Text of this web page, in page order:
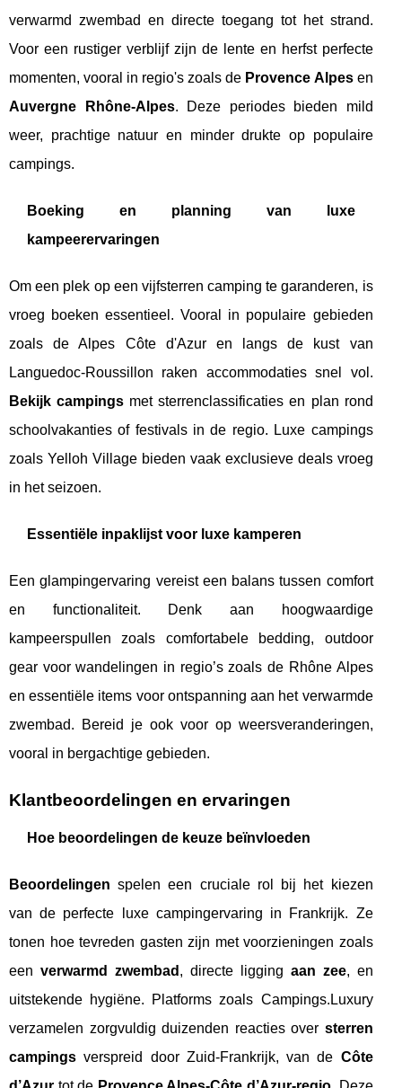
verwarmd zwembad en directe toegang tot het strand.
Voor een rustiger verblijf zijn de lente en herfst perfecte
momenten, vooral in regio's zoals de Provence Alpesen
Auvergne Rhône-Alpes. Deze periodes bieden mild
weer, prachtige natuur en minder drukte op populaire
campings.
Boeking en planning van luxe
kampeerervaringen
Om een plek op een vijfsterren camping te garanderen, is
vroeg boeken essentieel. Vooral in populaire gebieden
zoals de Alpes Côte d'Azur en langs de kust van
Languedoc-Roussillon raken accommodaties snel vol.
Bekijk campings met sterrenclassificaties en plan rond
schoolvakanties of festivals in de regio. Luxe campings
zoals Yelloh Village bieden vaak exclusieve deals vroeg
in het seizoen.
Essentiële inpaklijst voor luxe kamperen
Een glampingervaring vereist een balans tussen comfort
en functionaliteit. Denk aan hoogwaardige
kampeerspullen zoals comfortabele bedding, outdoor
gear voor wandelingen in regio’s zoals de Rhône Alpes
en essentiële items voor ontspanning aan het verwarmde
zwembad. Bereid je ook voor op weersveranderingen,
vooral in bergachtige gebieden.
Klantbeoordelingen en ervaringen
Hoe beoordelingen de keuze beïnvloeden
Beoordelingen spelen een cruciale rol bij het kiezen
van de perfecte luxe campingervaring in Frankrijk. Ze
tonen hoe tevreden gasten zijn met voorzieningen zoals
een verwarmd zwembad , directe ligging aan zee, en
uitstekende hygiëne. Platforms zoals Campings.Luxury
verzamelen zorgvuldig duizenden reacties over sterren
campings verspreid door Zuid-Frankrijk, van de Côte